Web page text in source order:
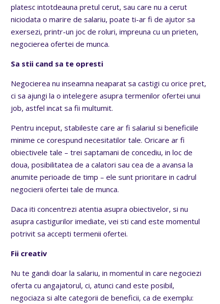
platesc intotdeauna pretul cerut, sau care nu a cerut
niciodata o marire de salariu, poate ti-ar fi de ajutor sa
exersezi, printr-un joc de roluri, impreuna cu un prieten,
negocierea ofertei de munca.
Sa stii cand sa te opresti
Negocierea nu inseamna neaparat sa castigi cu orice pret,
ci sa ajungi la o intelegere asupra termenilor ofertei unui
job, astfel incat sa fii multumit.
Pentru inceput, stabileste care ar fi salariul si beneficiile
minime ce corespund necesitatilor tale. Oricare ar fi
obiectivele tale – trei saptamani de concediu, in loc de
doua, posibilitatea de a calatori sau cea de a avansa la
anumite perioade de timp – ele sunt prioritare in cadrul
negocierii ofertei tale de munca.
Daca iti concentrezi atentia asupra obiectivelor, si nu
asupra castigurilor imediate, vei sti cand este momentul
potrivit sa accepti termenii ofertei.
Fii creativ
Nu te gandi doar la salariu, in momentul in care negociezi
oferta cu angajatorul, ci, atunci cand este posibil,
negociaza si alte categorii de beneficii, ca de exemplu: